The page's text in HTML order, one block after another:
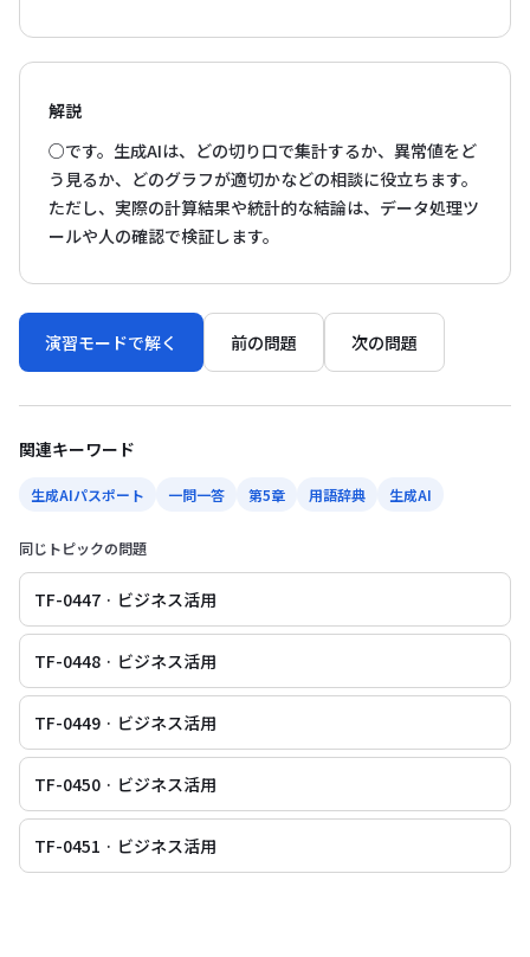
解説
○です。生成AIは、どの切り口で集計するか、異常値をど
う見るか、どのグラフが適切かなどの相談に役立ちます。
ただし、実際の計算結果や統計的な結論は、データ処理ツ
ールや人の確認で検証します。
演習モードで解く 前の問題 次の問題
関連キーワード
生成AIパスポート 一問一答 第5章 用語辞典 生成AI
同じトピックの問題
TF-0447 · ビジネス活用
TF-0448 · ビジネス活用
TF-0449 · ビジネス活用
TF-0450 · ビジネス活用
TF-0451 · ビジネス活用